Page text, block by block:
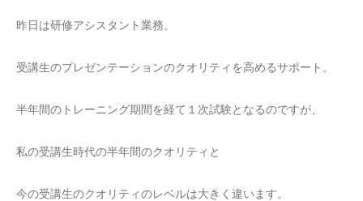
昨日は研修アシスタント業務。
受講生のプレゼンテーションのクオリティを高めるサポート。
半年間のトレーニング期間を経て１次試験となるのですが、
私の受講生時代の半年間のクオリティと
今の受講生のクオリティのレベルは大きく違います。